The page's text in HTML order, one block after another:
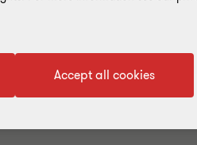
for å levere
Accept all cookies